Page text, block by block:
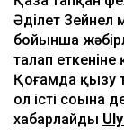
күйеуі
Ulysmedia